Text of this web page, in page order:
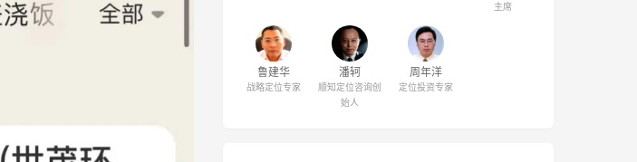
主席
鲁建华
战略定位专家
潘轲
顺知定位咨询创
始人
周年洋
定位投资专家